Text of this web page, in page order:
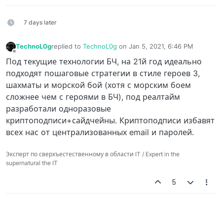
7 days later
TechnoL0greplied to TechnoL0g on Jan 5, 2021, 6:46 PM
last edited by
Под текущие технологии БЧ, на 21й год идеально
подходят пошаговые стратегии в стиле героев 3,
шахматы и морской бой (хотя с морским боем
сложнее чем с героями в БЧ), под реалтайм
разработали одноразовые
криптоподписи+сайдчейны. Криптоподписи избавят
всех нас от централизованных email и паролей.
Эксперт по сверхъестественному в области IT / Expert in the
supernatural the IT
5